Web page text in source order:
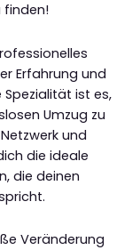
finden!
Erfahrung und
Spezialität ist es,
Umzug zu
und
die ideale
die deinen
Veränderung